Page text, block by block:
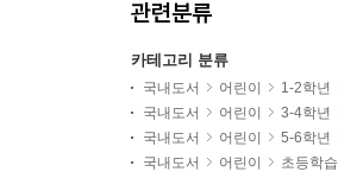
관련분류
카테고리 분류
국내도서 어린이 1-2학년
국내도서
어린이 3-4학년
국내도서
어린이 5-6학년
국내도서
어린이 초등학습